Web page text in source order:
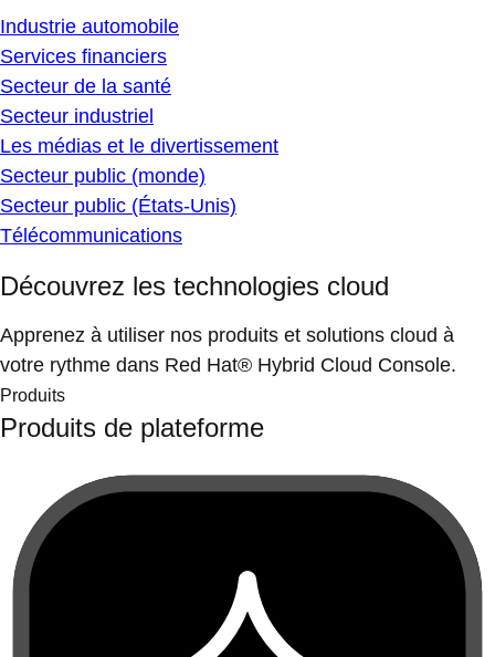
Industrie automobile
Services financiers
Secteur de la santé
Secteur industriel
Les médias et le divertissement
Secteur public (monde)
Secteur public (États-Unis)
Télécommunications
Découvrez les technologies cloud
Apprenez à utiliser nos produits et solutions cloud à
votre rythme dans Red Hat® Hybrid Cloud Console.
Produits
Produits de plateforme